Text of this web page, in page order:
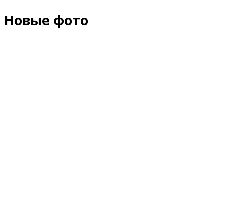
Новые фото